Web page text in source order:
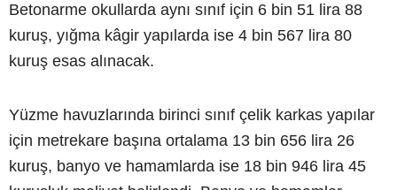
Betonarme okullarda aynı sınıf için 6 bin 51 lira 88
kuruş, yığma kâgir yapılarda ise 4 bin 567 lira 80
kuruş esas alınacak.
Yüzme havuzlarında birinci sınıf çelik karkas yapılar
için metrekare başına ortalama 13 bin 656 lira 26
kuruş, banyo ve hamamlarda ise 18 bin 946 lira 45